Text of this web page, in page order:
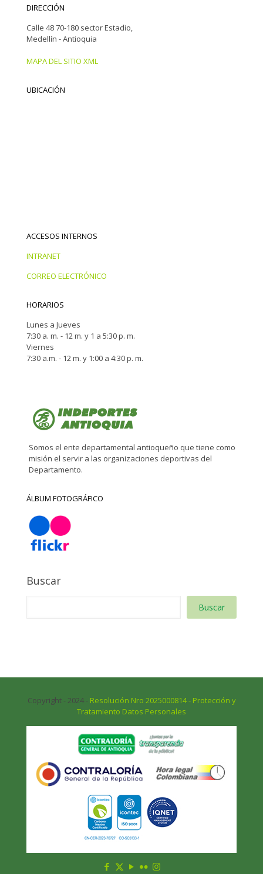
DIRECCIÓN
Calle 48 70-180 sector Estadio,
Medellín - Antioquia
MAPA DEL SITIO XML
UBICACIÓN
ACCESOS INTERNOS
INTRANET
CORREO ELECTRÓNICO
HORARIOS
Lunes a Jueves
7:30 a. m. - 12 m. y 1 a 5:30 p. m.
Viernes
7:30 a.m. - 12 m. y 1:00 a 4:30 p. m.
Somos el ente departamental antioqueño que tiene como
misión el servir a las organizaciones deportivas del
Departamento.
ÁLBUM FOTOGRÁFICO
Buscar
Buscar
Copyright - 2024 - Resolución Nro 2025000814 - Protección y
Tratamiento Datos Personales